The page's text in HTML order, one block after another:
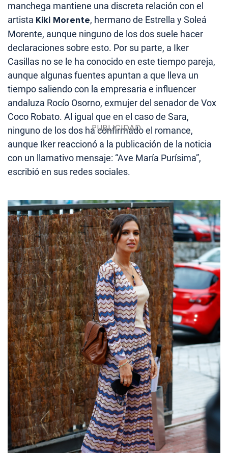
manchega mantiene una discreta relación con el
artista Kiki Morente, hermano de Estrella y Soleá
Morente, aunque ninguno de los dos suele hacer
declaraciones sobre esto. Por su parte, a Iker
Casillas no se le ha conocido en este tiempo pareja,
aunque algunas fuentes apuntan a que lleva un
tiempo saliendo con la empresaria e influencer
andaluza Rocío Osorno, exmujer del senador de Vox
Coco Robato. Al igual que en el caso de Sara,
ninguno de los dos ha confirmado el romance,
aunque Iker reaccionó a la publicación de la noticia
con un llamativo mensaje: “Ave María Purísima”,
escribió en sus redes sociales.